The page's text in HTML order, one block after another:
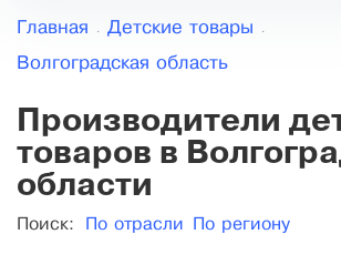
Главная Детские товары
Волгоградская область
Производители
товаров в
области
Поиск: По отрасли По региону